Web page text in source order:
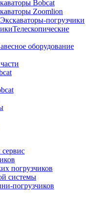
Bobcat
Zoomlion
Экскаваторы-погрузчики
Телескопические
оборудование
погрузчиков
системы
погрузчиков